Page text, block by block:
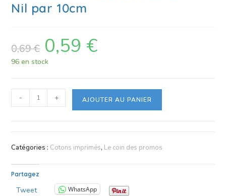
Nil par 10cm
0,69€ 0,59 €
96 en stock
- + AJOUTER AU PANIER
Catégories : Cotons imprimés, Le coin des promos
Partagez
Tweet WhatsApp